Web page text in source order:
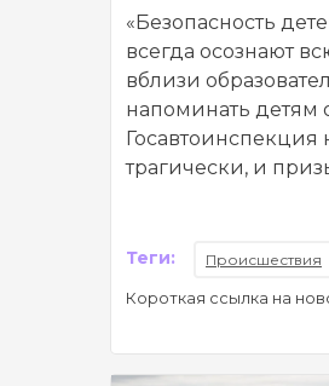
«Безопасность
всегда осознают
вблизи
напоминать детям
Госавтоинспекция
трагически, и
Теги: Происшествия
Короткая ссылка на